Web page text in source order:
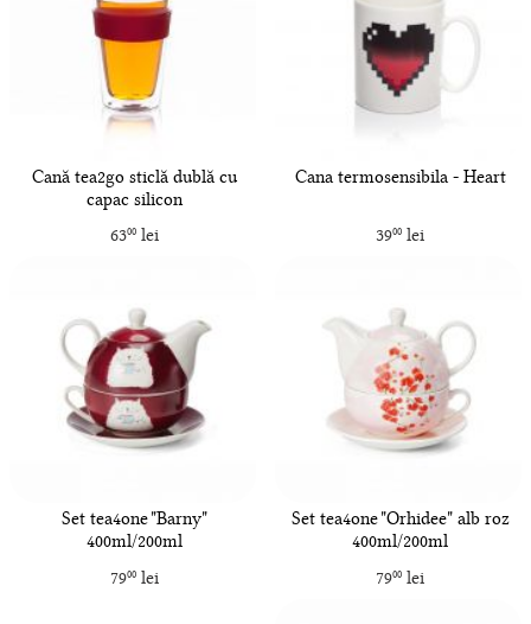
Cană tea2go sticlă dublă cu
capac silicon
6300lei
Cana termosensibila - Heart
3900lei
Set tea4one "Barny"
400ml/200ml
7900lei
Set tea4one "Orhidee" alb roz
400ml/200ml
7900lei